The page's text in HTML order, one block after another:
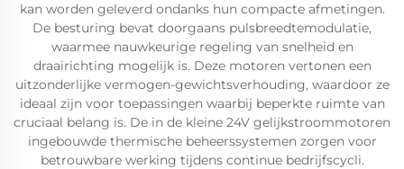
kan worden geleverd ondanks hun compacte afmetingen.
De besturing bevat doorgaans pulsbreedtemodulatie,
waarmee nauwkeurige regeling van snelheid en
draairichting mogelijk is. Deze motoren vertonen een
uitzonderlijke vermogen-gewichtsverhouding, waardoor ze
ideaal zijn voor toepassingen waarbij beperkte ruimte van
cruciaal belang is. De in de kleine 24V gelijkstroommotoren
ingebouwde thermische beheerssystemen zorgen voor
betrouwbare werking tijdens continue bedrijfscycli.